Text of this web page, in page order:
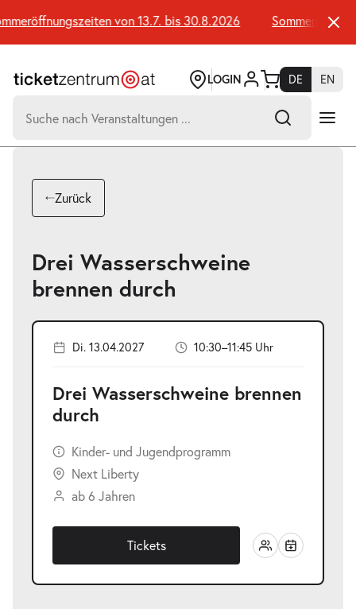
Seiteninhalt
springen
von 13.7. bis 30.8.2026
LOGIN DE
EN
nach:
Suchtreffer:
Zurück
Drei Wasserschweine
brennen durch
Di. 13.04.2027 10:30–11:45 Uhr
Drei Wasserschweine brennen
durch
Kinder- und Jugendprogramm
Next Liberty
ab 6 Jahren
Tickets